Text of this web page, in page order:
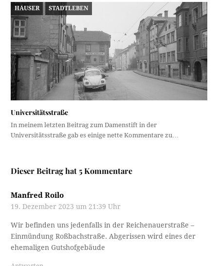
HÄUSER STADTLEBEN
Universitätsstraße
In meinem letzten Beitrag zum Damenstift in der
Universitätsstraße gab es einige nette Kommentare zu…
Dieser Beitrag hat 5 Kommentare
Manfred Roilo
19. Dezember 2023 um 21:39 Uhr
Wir befinden uns jedenfalls in der Reichenauerstraße –
Einmündung Roßbachstraße. Abgerissen wird eines der
ehemaligen Gutshofgebäude